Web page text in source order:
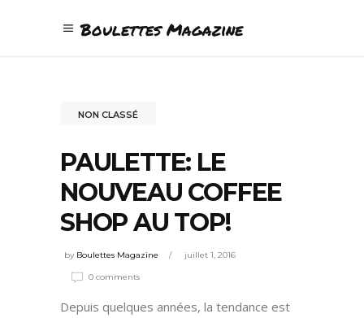
Boulettes Magazine
NON CLASSÉ
PAULETTE: LE
NOUVEAU COFFEE
SHOP AU TOP!
by Boulettes Magazine juillet 1, 2016
0 comments
Depuis quelques années, la tendance est